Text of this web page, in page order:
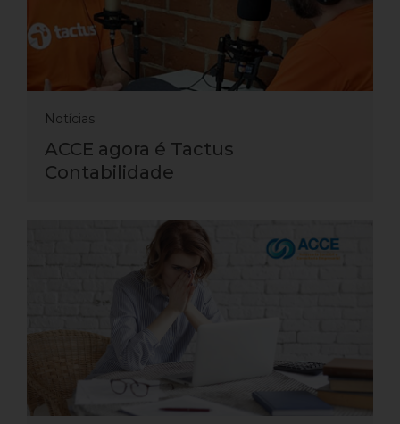
Notícias
ACCE agora é Tactus
Contabilidade